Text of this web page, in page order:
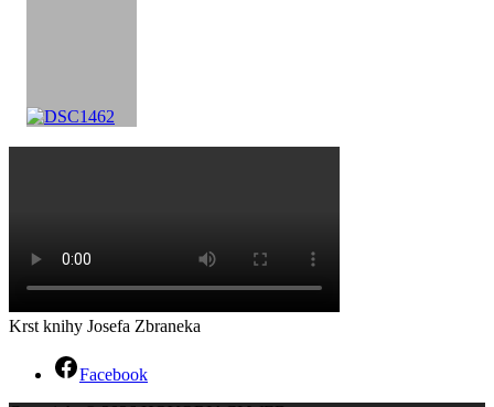
Krst knihy Josefa Zbraneka
Facebook